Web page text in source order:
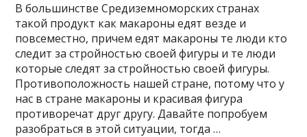
В большинстве Средиземноморских странах
такой продукт как макароны едят везде и
повсеместно, причем едят макароны те люди кто
следит за стройностью своей фигуры и те люди
которые следят за стройностью своей фигуры.
Противоположность нашей стране, потому что у
нас в стране макароны и красивая фигура
противоречат друг другу. Давайте попробуем
разобраться в этой ситуации, тогда …